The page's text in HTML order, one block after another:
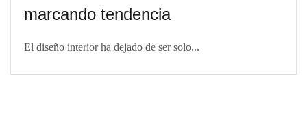
marcando tendencia
El diseño interior ha dejado de ser solo...